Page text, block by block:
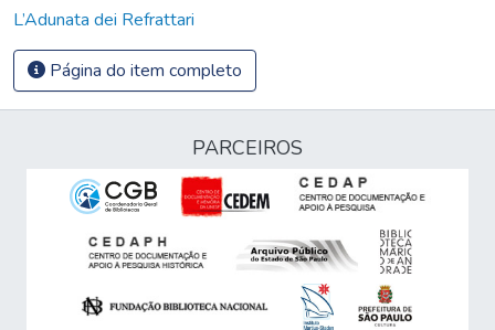
L’Adunata dei Refrattari
Página do item completo
PARCEIROS